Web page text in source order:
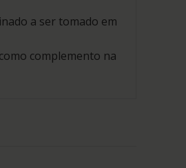
a ser tomado em
complemento na